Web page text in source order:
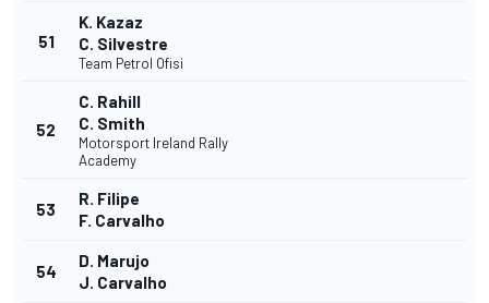
51
K. Kazaz
C. Silvestre
Team Petrol Ofisi
52
C. Rahill
C. Smith
Motorsport Ireland Rally
Academy
53
R. Filipe
F. Carvalho
54
D. Marujo
J. Carvalho